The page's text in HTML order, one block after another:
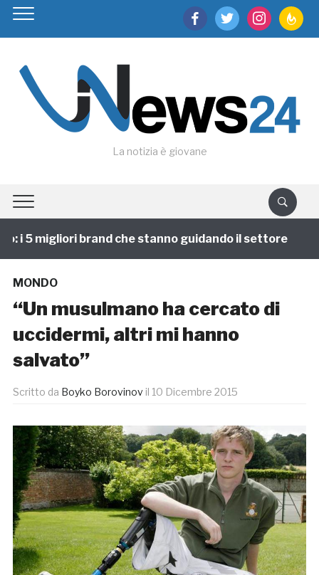
facebooktwitter instagram
La notizia è giovane
5 migliori brand che stanno guidando il settore
MONDO
“Un musulmano ha cercato di
uccidermi, altri mi hanno
salvato”
Scritto da Boyko Borovinov il 10 Dicembre 2015